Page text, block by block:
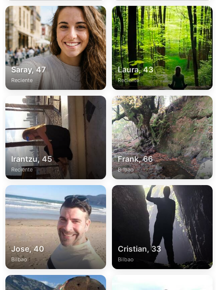
Saray, 47
Reciente
Laura, 43
Reciente
Irantzu, 45
Reciente
Frank, 66
Bilbao
Jose, 40
Bilbao
Cristian, 33
Bilbao